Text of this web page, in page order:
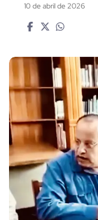
10 de abril de 2026